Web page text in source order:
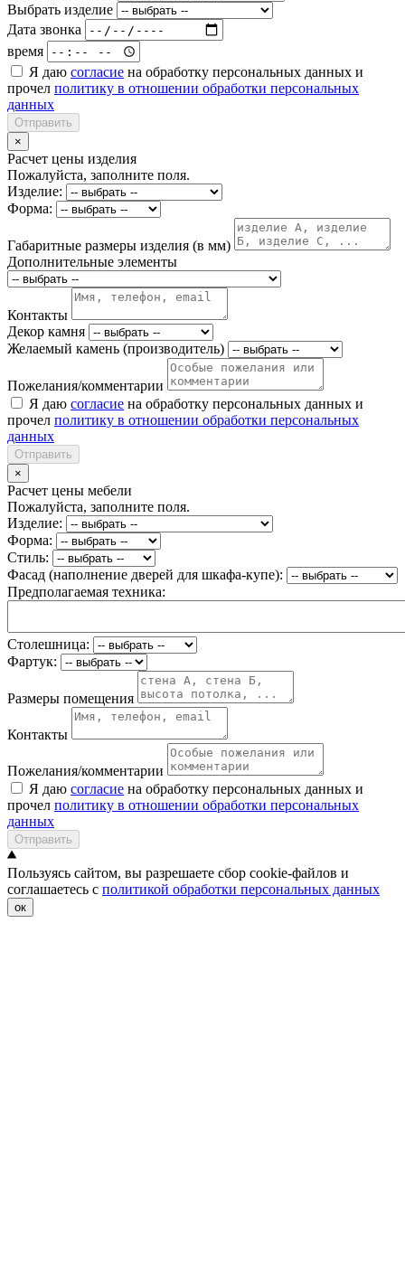
Выбрать изделие
Дата звонка
время
Я даю согласие на обработку персональных данных и
прочел политику в отношении обработки персональных
данных
Отправить
×
Расчет цены изделия
Пожалуйста, заполните поля.
Изделие:
Форма:
Габаритные размеры изделия (в мм)
Дополнительные элементы
Контакты
Декор камня
Желаемый камень (производитель)
Пожелания/комментарии
Я даю согласие на обработку персональных данных и
прочел политику в отношении обработки персональных
данных
Отправить
×
Расчет цены мебели
Пожалуйста, заполните поля.
Изделие:
Форма:
Стиль:
Фасад (наполнение дверей для шкафа-купе):
Предполагаемая техника:
Столешница:
Фартук:
Размеры помещения
Контакты
Пожелания/комментарии
Я даю согласие на обработку персональных данных и
прочел политику в отношении обработки персональных
данных
Отправить
Пользуясь сайтом, вы разрешаете сбор cookie-файлов и
соглашаетесь с политикой обработки персональных данных
ок